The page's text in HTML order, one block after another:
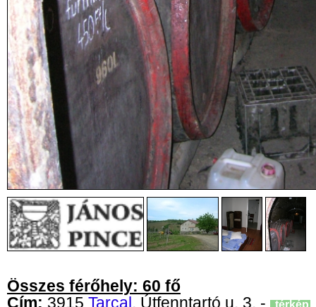
Összes férőhely: 60 fő
Cím: 3915 Tarcal, Útfenntartó u. 3. - térkép